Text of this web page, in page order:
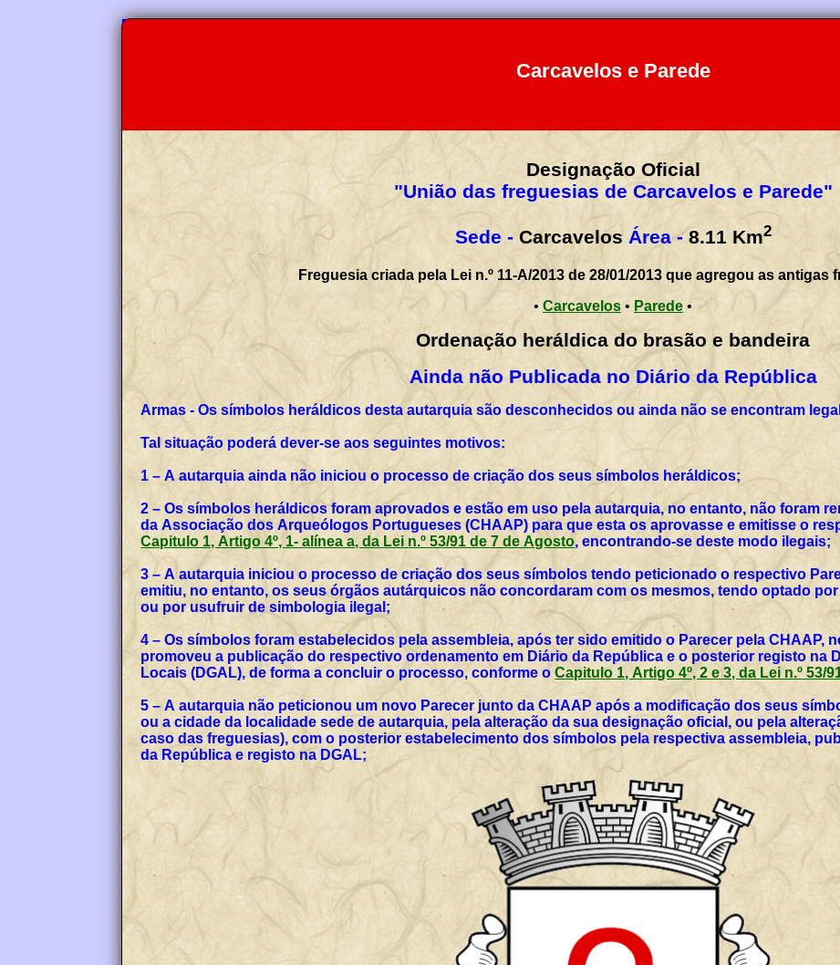
Carcavelos e Parede
Designação Oficial
"União das freguesias de Carcavelos e Parede"
Sede - Carcavelos Área - 8.11 Km2
Freguesia criada pela Lei n.º 11-A/2013 de 28/01/2013 que agregou as antigas
• Carcavelos • Parede •
Ordenação heráldica do brasão e bandeira
Ainda não Publicada no Diário da República
Armas - Os símbolos heráldicos desta autarquia são desconhecidos ou ainda não se encontram
Tal situação poderá dever-se aos seguintes motivos:
1 – A autarquia ainda não iniciou o processo de criação dos seus símbolos heráldicos;
2 – Os símbolos heráldicos foram aprovados e estão em uso pela autarquia, no entanto, não foram
da Associação dos Arqueólogos Portugueses (CHAAP) para que esta os aprovasse e emitisse o
Capitulo 1, Artigo 4º, 1- alínea a, da Lei n.º 53/91 de 7 de Agosto, encontrando-se deste modo ilegais;
3 – A autarquia iniciou o processo de criação dos seus símbolos tendo peticionado o respectivo
emitiu, no entanto, os seus órgãos autárquicos não concordaram com os mesmos, tendo optado
ou por usufruir de simbologia ilegal;
4 – Os símbolos foram estabelecidos pela assembleia, após ter sido emitido o Parecer pela CHAAP,
promoveu a publicação do respectivo ordenamento em Diário da República e o posterior registo na
Locais (DGAL), de forma a concluir o processo, conforme oCapitulo 1, Artigo 4º, 2 e 3, da Lei n.º 53/
5 – A autarquia não peticionou um novo Parecer junto da CHAAP após a modificação dos seus
ou a cidade da localidade sede de autarquia, pela alteração da sua designação oficial, ou pela
caso das freguesias), com o posterior estabelecimento dos símbolos pela respectiva assembleia,
da República e registo na DGAL;